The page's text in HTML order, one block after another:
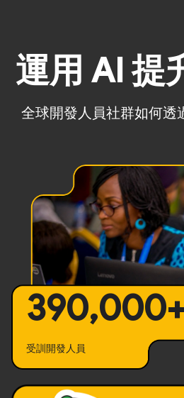
運用 AI 提
全球開發人員社群如何透
受訓開發人員